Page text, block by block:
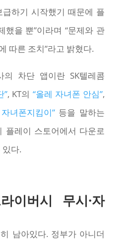
하기 시작했기 때문에 플
했을 뿐”이라며 “문제와 관
따른 조치”라고 밝혔다.
의 차단 앱이란 SK텔레콤
”, KT의 “올레 자녀폰 안심”,
녀폰지킴이”등을 말하는
플레이 스토어에서 다운로
다.
이버시 무시·자
남아있다. 정부가 아니더